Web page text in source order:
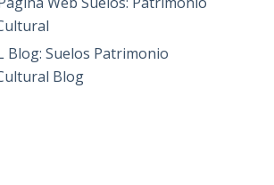
Blog: Suelos Patrimonio
Blog